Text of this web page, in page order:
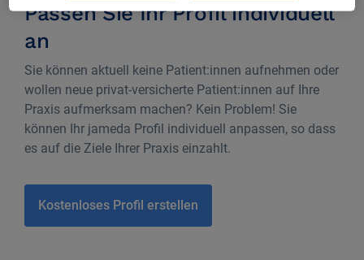
Passen Sie Ihr Profil individuell
an
Sie können aktuell keine Patient:innen aufnehmen oder
wollen neue privat-versicherte Patient:innen auf Ihre
Praxis aufmerksam machen? Kein Problem! Sie
können Ihr jameda Profil individuell anpassen, so dass
es auf die Ziele Ihrer Praxis einzahlt.
Kostenloses Profil erstellen